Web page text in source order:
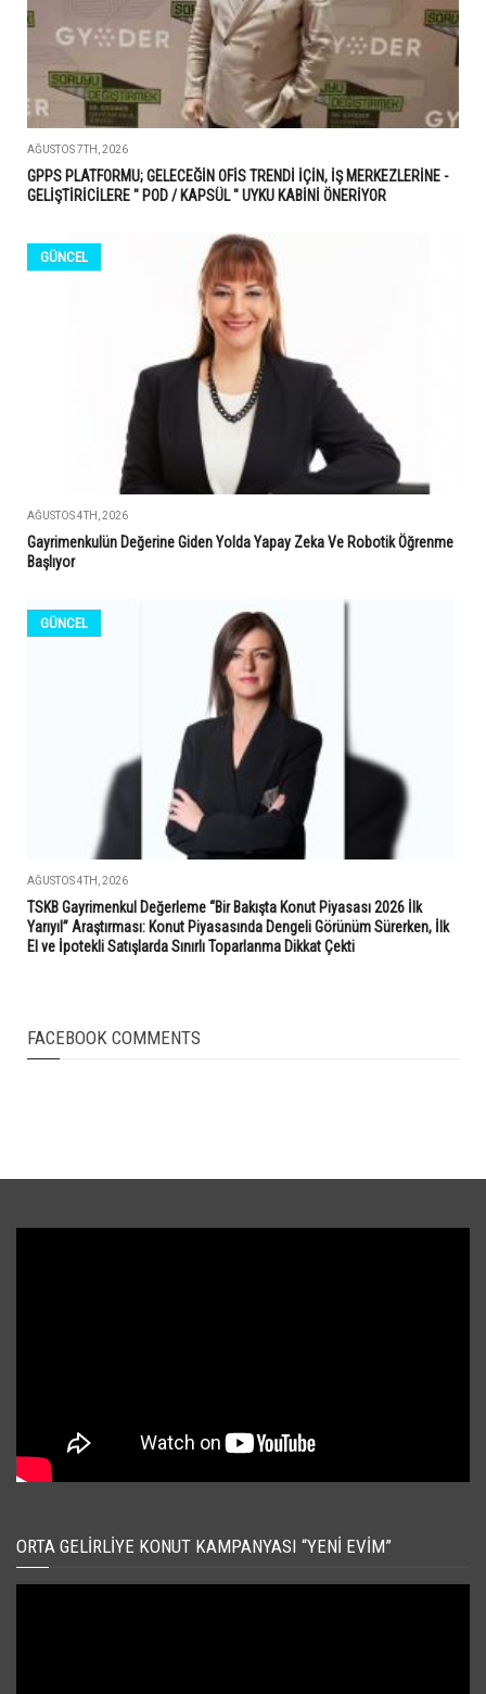
AĞUSTOS 7TH, 2026
GPPS PLATFORMU; GELECEĞİN OFİS TRENDİ İÇİN, İŞ MERKEZLERİNE -
GELİŞTİRİCİLERE " POD / KAPSÜL " UYKU KABİNİ ÖNERİYOR
GÜNCEL
AĞUSTOS 4TH, 2026
Gayrimenkulün Değerine Giden Yolda Yapay Zeka Ve Robotik Öğrenme
Başlıyor
GÜNCEL
AĞUSTOS 4TH, 2026
TSKB Gayrimenkul Değerleme “Bir Bakışta Konut Piyasası 2026 İlk
Yarıyıl” Araştırması: Konut Piyasasında Dengeli Görünüm Sürerken, İlk
El ve İpotekli Satışlarda Sınırlı Toparlanma Dikkat Çekti
FACEBOOK COMMENTS
ORTA GELIRLIYE KONUT KAMPANYASI “YENI EVIM”